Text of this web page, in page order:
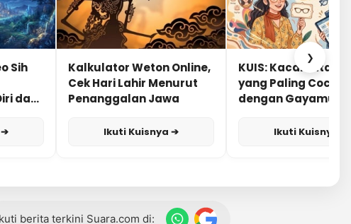
Sih
dan
Kalkulator Weton Online,
Cek Hari Lahir Menurut
Penanggalan Jawa
Ikuti Kuisnya ➔
KUIS: Kacamata Apa
yang Paling Cocok
dengan Gayamu?
Ikuti Kuisnya ➔
❯
berita terkini Suara.com di: